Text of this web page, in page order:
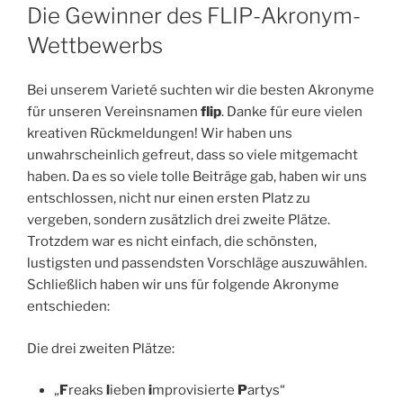
AM
Die Gewinner des FLIP-Akronym-
Wettbewerbs
Bei unserem Varieté suchten wir die besten Akronyme
für unseren Vereinsnamen flip. Danke für eure vielen
kreativen Rückmeldungen! Wir haben uns
unwahrscheinlich gefreut, dass so viele mitgemacht
haben. Da es so viele tolle Beiträge gab, haben wir uns
entschlossen, nicht nur einen ersten Platz zu
vergeben, sondern zusätzlich drei zweite Plätze.
Trotzdem war es nicht einfach, die schönsten,
lustigsten und passendsten Vorschläge auszuwählen.
Schließlich haben wir uns für folgende Akronyme
entschieden:
Die drei zweiten Plätze:
„Freaks lieben improvisierte Partys“